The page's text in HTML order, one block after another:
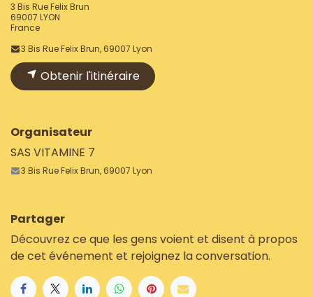
3 Bis Rue Felix Brun
69007 LYON
France
3 Bis Rue Felix Brun, 69007 Lyon
Obtenir l'itinéraire
Organisateur
SAS VITAMINE 7
3 Bis Rue Felix Brun, 69007 Lyon
Partager
Découvrez ce que les gens voient et disent à propos
de cet événement et rejoignez la conversation.